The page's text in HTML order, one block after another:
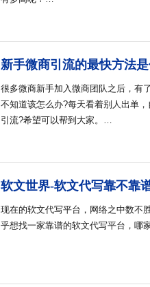
新手微商引流的最快方法
很多微商新手加入微商团队之后，有
不知道该怎么办?每天看着别人出单
引流?希望可以帮到大家。…
软文世界-软文代写靠不靠
现在的软文代写平台，网络之中数不
乎想找一家靠谱的软文代写平台，哪